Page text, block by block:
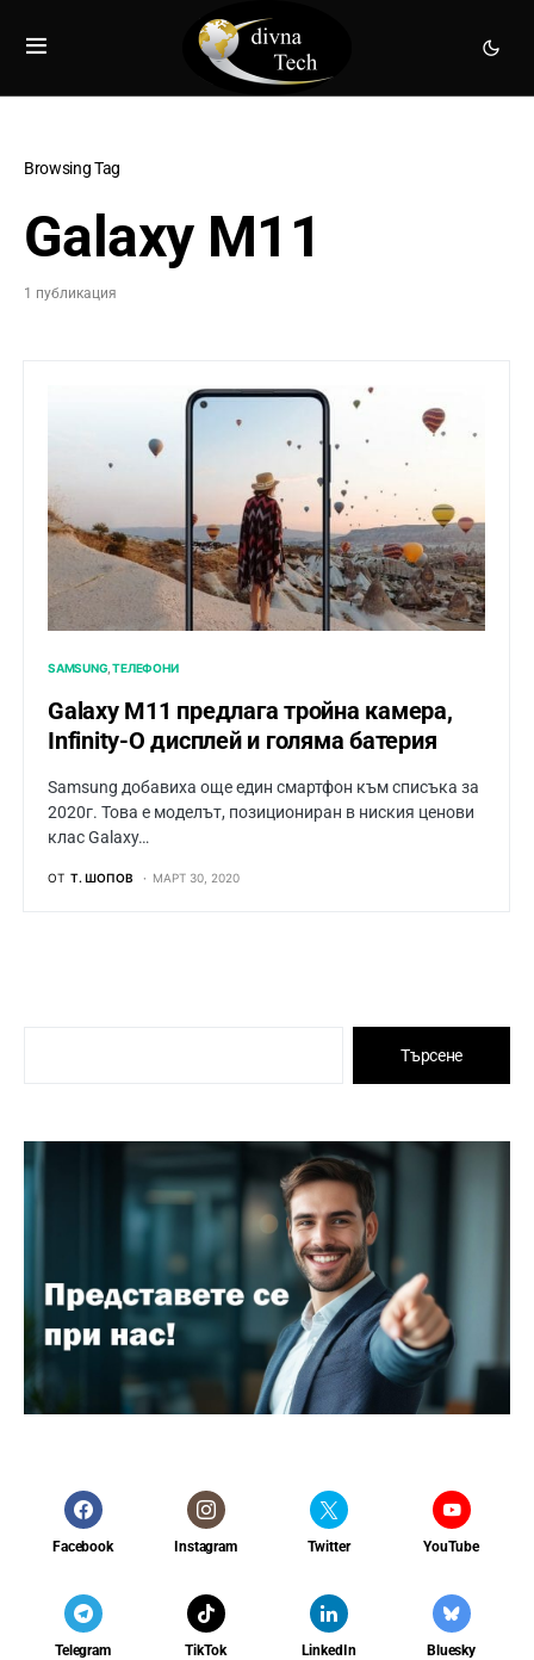
Browsing Tag
Galaxy M11
1 публикация
SAMSUNG ТЕЛЕФОНИ
Galaxy M11 предлага тройна камера,
Infinity-O дисплей и голяма батерия
Samsung добавиха още един смартфон към списъка за
2020г. Това е моделът, позициониран в ниския ценови
клас Galaxy…
ОТ Т. ШОПОВ МАРТ 30, 2020
Търсене
Facebook Instagram Twitter YouTube
Telegram TikTok LinkedIn Bluesky